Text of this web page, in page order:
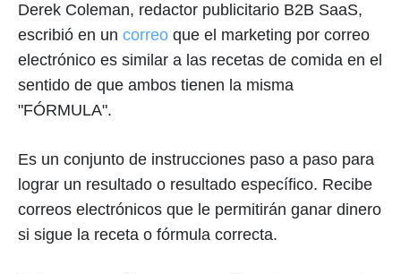
Derek Coleman, redactor publicitario B2B SaaS,
escribió en un correo que el marketing por correo
electrónico es similar a las recetas de comida en el
sentido de que ambos tienen la misma
"FÓRMULA".
Es un conjunto de instrucciones paso a paso para
lograr un resultado o resultado específico. Recibe
correos electrónicos que le permitirán ganar dinero
si sigue la receta o fórmula correcta.